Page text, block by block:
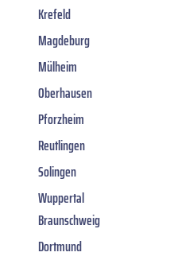
Krefeld
Magdeburg
Mülheim
Oberhausen
Pforzheim
Reutlingen
Solingen
Wuppertal
Braunschweig
Dortmund